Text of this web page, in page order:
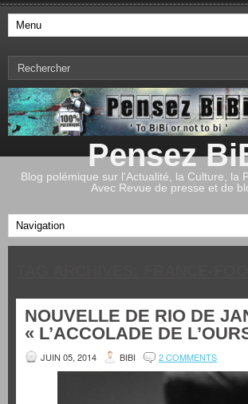
Pensez
Blog polémique sur l'Actualité, la Culture, la
Avec Revue de presse et de
NOUVELLE DE RIO DE
« L’ACCOLADE DE
JUIN 05, 2014 BIBI 2 COMMENTS